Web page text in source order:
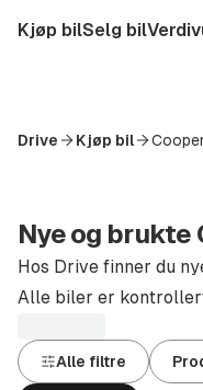
tilKjøp bilSelg bil
Drive Kjøp bil
Nye og brukte
Hos Drive finner du
Alle biler er
Alle filtre